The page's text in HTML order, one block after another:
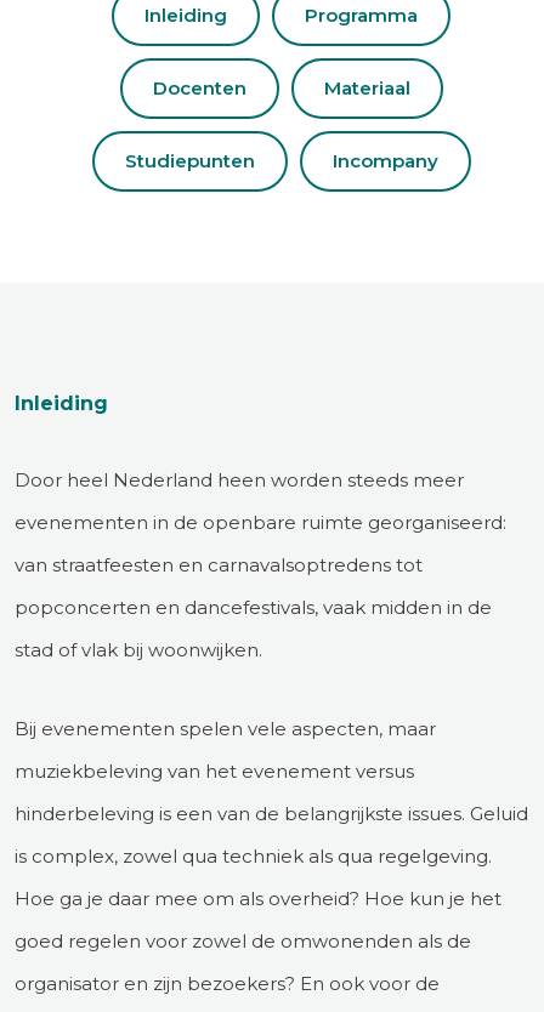
Inleiding Programma
Docenten Materiaal
Studiepunten Incompany
Inleiding
Door heel Nederland heen worden steeds meer
evenementen in de openbare ruimte georganiseerd:
van straatfeesten en carnavalsoptredens tot
popconcerten en dancefestivals, vaak midden in de
stad of vlak bij woonwijken.
Bij evenementen spelen vele aspecten, maar
muziekbeleving van het evenement versus
hinderbeleving is een van de belangrijkste issues. Geluid
is complex, zowel qua techniek als qua regelgeving.
Hoe ga je daar mee om als overheid? Hoe kun je het
goed regelen voor zowel de omwonenden als de
organisator en zijn bezoekers? En ook voor de